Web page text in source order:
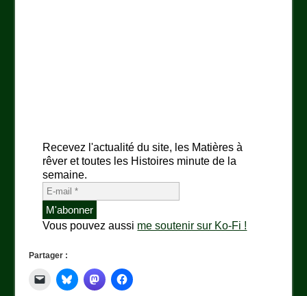
Recevez l'actualité du site, les Matières à
rêver et toutes les Histoires minute de la
semaine.
Vous pouvez aussi me soutenir sur Ko-Fi !
Partager :